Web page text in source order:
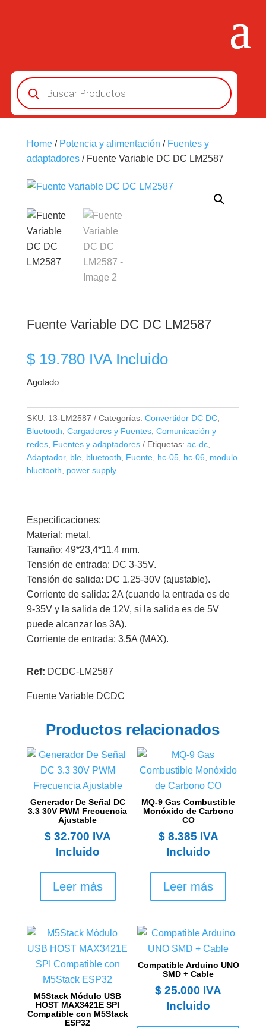
Búsqueda
de
productos
Home/ Potencia y alimentación / Fuentes y
adaptadores/ Fuente Variable DC DC LM2587
Fuente Variable DC DC LM2587
$19.780 IVA Incluido
Agotado
SKU: 13-LM2587 Categorías: Convertidor DC DC,
Bluetooth Cargadores y Fuentes, Comunicación y
redes, Fuentes y adaptadores Etiquetas: ac-dc,
Adaptador, ble, bluetooth Fuente, hc-05, hc-06
modulo
bluetooth
power supply
Especificaciones:
Material: metal.
Tamaño: 49*23,4*11,4 mm.
Tensión de entrada: DC 3-35V.
Tensión de salida: DC 1.25-30V (ajustable).
Corriente de salida: 2A (cuando la entrada es de
9-35V y la salida de 12V, si la salida es de 5V
puede alcanzar los 3A).
Corriente de entrada: 3,5A (MAX).
Ref: DCDC-LM2587
Fuente Variable DCDC
Productos relacionados
Generador De Señal DC
3.3 30V PWM Frecuencia
Ajustable
$32.700 IVA
Incluido
Leer más
MQ-9 Gas Combustible
Monóxido de Carbono
CO
$8.385 IVA
Incluido
Leer más
M5Stack Módulo USB
HOST MAX3421E SPI
Compatible con M5Stack
ESP32
Compatible Arduino UNO
SMD + Cable
$ 25.000 IVA
Incluido